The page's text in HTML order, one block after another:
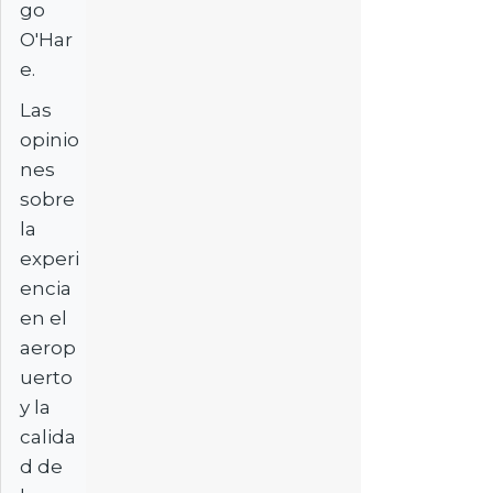
go
O'Har
e.
Las
opinio
nes
sobre
la
experi
encia
en el
aerop
uerto
y la
calida
d de